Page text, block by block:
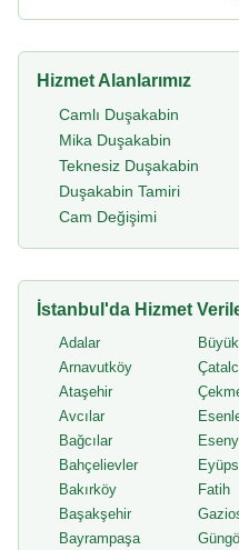
Hizmet Alanlarımız
Camlı Duşakabin
Mika Duşakabin
Teknesiz Duşakabin
Duşakabin Tamiri
Cam Değişimi
İstanbul'da Hizmet
Adalar
Arnavutköy
Ataşehir
Avcılar
Bağcılar
Bahçelievler
Bakırköy
Başakşehir
Bayrampaşa
Fatih